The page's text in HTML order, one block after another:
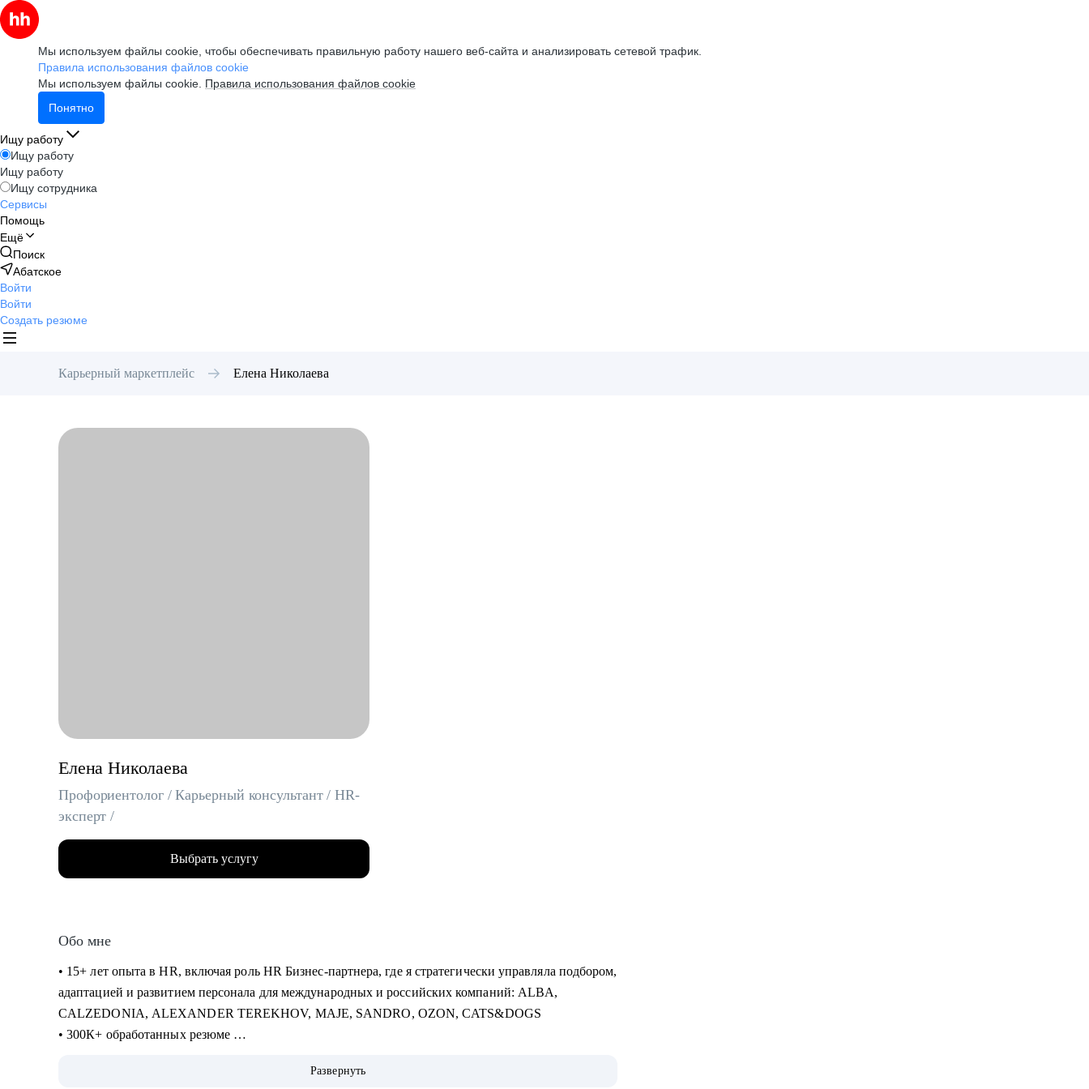
Мы используем файлы cookie, чтобы обеспечивать правильную работу нашего веб-сайта и анализировать сетевой трафик.
Правила использования файлов cookie
Мы используем файлы cookie. Правила использования файлов cookie
Понятно
Ищу работу
Ищу работу
Ищу работу
Ищу сотрудника
Сервисы
Помощь
Ещё
Поиск
Абатское
Войти
Войти
Создать резюме
Карьерный маркетплейс Елена Николаева
Елена Николаева
Профориентолог / Карьерный консультант / HR-
эксперт /
Выбрать услугу
Обо мне
• 15+ лет опыта в HR, включая роль HR Бизнес-партнера, где я стратегически управляла подбором,
адаптацией и развитием персонала для международных и российских компаний: ALBA,
CALZEDONIA, ALEXANDER TEREKHOV, MAJE, SANDRO, OZON, CATS&DOGS
• 300К+ обработанных резюме
Закупки, Склад, E-Commerce, Производство, HR, Бухгалтерия и Финансы, Отели / Рестораны /
Развернуть